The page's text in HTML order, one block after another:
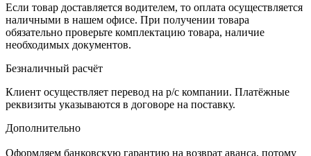
Если товар доставляется водителем, то оплата осуществляется
наличными в нашем офисе. При получении товара
обязательно проверьте комплектацию товара, наличие
необходимых документов.
Безналичный расчёт
Клиент осуществляет перевод на р/с компании. Платёжные
реквизиты указываются в договоре на поставку.
Дополнительно
Оформляем банковскую гарантию на возврат аванса, потому